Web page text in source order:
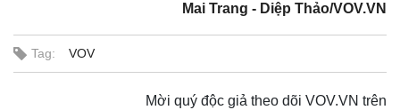
Mai Trang - Diệp Thảo/VOV.VN
Tag: VOV
Mời quý độc giả theo dõi VOV.VN trên